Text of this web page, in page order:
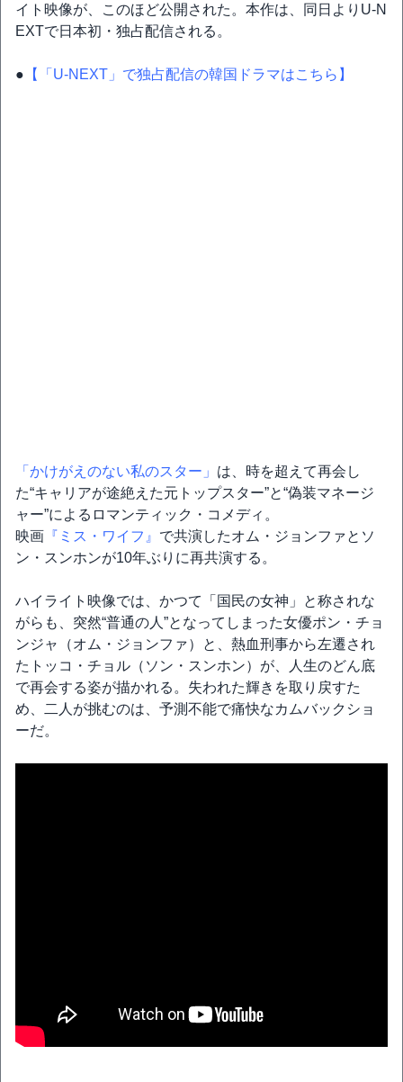
イト映像が、このほど公開された。本作は、同日よりU-N
EXTで日本初・独占配信される。
● 【「U-NEXT」で独占配信の韓国ドラマはこちら】
「かけがえのない私のスター」 は、時を超えて再会し
た“キャリアが途絶えた元トップスター”と“偽装マネージ
ャー”によるロマンティック・コメディ。
映画 『ミス・ワイフ』 で共演したオム・ジョンファとソ
ン・スンホンが10年ぶりに再共演する。
ハイライト映像では、かつて「国民の女神」と称されな
がらも、突然“普通の人”となってしまった女優ポン・チョ
ンジャ（オム・ジョンファ）と、熱血刑事から左遷され
たトッコ・チョル（ソン・スンホン）が、人生のどん底
で再会する姿が描かれる。失われた輝きを取り戻すた
め、二人が挑むのは、予測不能で痛快なカムバックショ
ーだ。